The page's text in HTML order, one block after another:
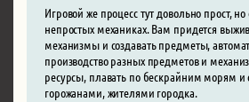
Игровой же процесс тут довольно прост,
непростых механиках. Вам придется
механизмы и создавать предметы,
производство разных предметов и
ресурсы, плавать по бескрайним морям и
горожанами, жителями городка.